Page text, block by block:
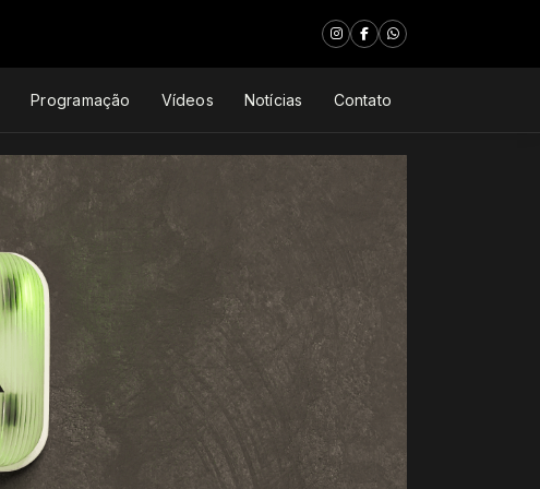
Programação Vídeos Notícias Contato